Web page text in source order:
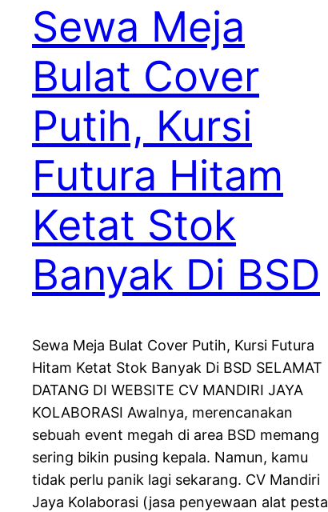
Sewa Meja
Bulat Cover
Putih, Kursi
Futura Hitam
Ketat Stok
Banyak Di BSD
Sewa Meja Bulat Cover Putih, Kursi Futura
Hitam Ketat Stok Banyak Di BSD SELAMAT
DATANG DI WEBSITE CV MANDIRI JAYA
KOLABORASI Awalnya, merencanakan
sebuah event megah di area BSD memang
sering bikin pusing kepala. Namun, kamu
tidak perlu panik lagi sekarang. CV Mandiri
Jaya Kolaborasi (jasa penyewaan alat pesta